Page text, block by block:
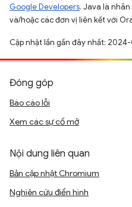
Google Developers. Java là
và/hoặc các đơn vị liên kết với
Cập nhật lần gần đây nhất:
Đóng góp
Báo cáo lỗi
Xem các sự cố mở
Nội dung liên quan
Bản cập nhật Chromium
Nghiên cứu điển hình